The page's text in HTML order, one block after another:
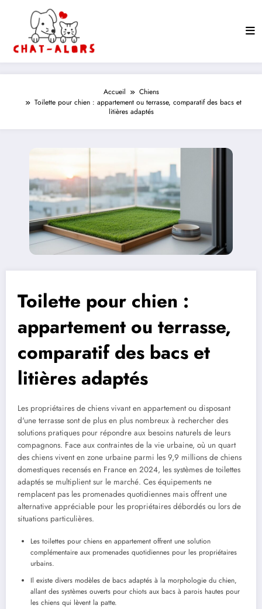
Accueil
Chiens
Toilette pour chien : appartement ou terrasse, comparatif des bacs et
litières adaptés
Toilette pour chien :
appartement ou terrasse,
comparatif des bacs et
litières adaptés
Les propriétaires de chiens vivant en appartement ou disposant
d'une terrasse sont de plus en plus nombreux à rechercher des
solutions pratiques pour répondre aux besoins naturels de leurs
compagnons. Face aux contraintes de la vie urbaine, où un quart
des chiens vivent en zone urbaine parmi les 9,9 millions de chiens
domestiques recensés en France en 2024, les systèmes de toilettes
adaptés se multiplient sur le marché. Ces équipements ne
remplacent pas les promenades quotidiennes mais offrent une
alternative appréciable pour les propriétaires débordés ou lors de
situations particulières.
Les toilettes pour chiens en appartement offrent une solution
complémentaire aux promenades quotidiennes pour les propriétaires
urbains.
Il existe divers modèles de bacs adaptés à la morphologie du chien,
allant des systèmes ouverts pour chiots aux bacs à parois hautes pour
les chiens qui lèvent la patte.